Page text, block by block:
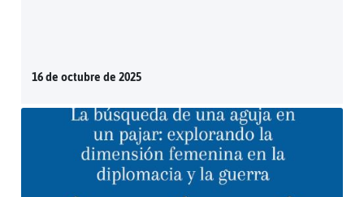
16 de octubre de 2025